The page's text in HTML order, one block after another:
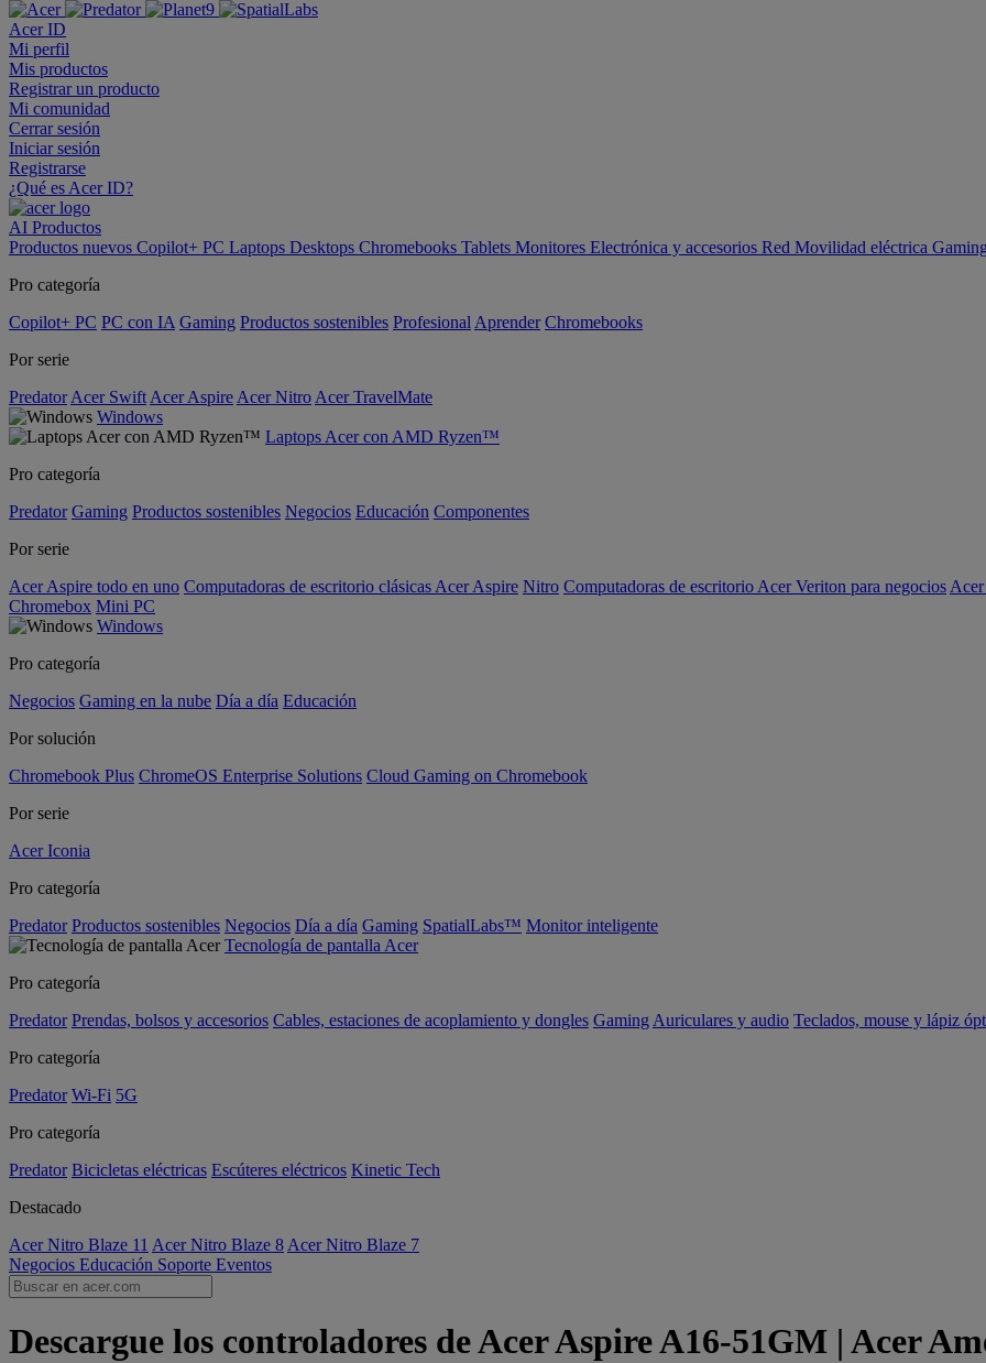
Acer ID
Mi perfil
Mis productos
Registrar un producto
Mi comunidad
Cerrar sesión
Iniciar sesión
Registrarse
¿Qué es Acer ID?
AI Productos
Productos nuevos Copilot+ PC Laptops Desktops Chromebooks Tablets Monitores Electrónica y accesorios Red Movilidad eléctrica
Pro categoría
Copilot+ PC PC con IA Gaming Productos sostenibles Profesional Aprender Chromebooks
Por serie
Predator Acer Swift Acer Aspire Acer Nitro Acer TravelMate
Windows
Laptops Acer con AMD Ryzen™
Pro categoría
Predator Gaming Productos sostenibles Negocios Educación Componentes
Por serie
Acer Aspire todo en uno Computadoras de escritorio clásicas Acer Aspire Nitro Computadoras de escritorio Acer Veriton para negocios
Chromebox Mini PC
Windows
Pro categoría
Negocios Gaming en la nube Día a día Educación
Por solución
Chromebook Plus ChromeOS Enterprise Solutions Cloud Gaming on Chromebook
Por serie
Acer Iconia
Pro categoría
Predator Productos sostenibles Negocios Día a día Gaming SpatialLabs™ Monitor inteligente
Tecnología de pantalla Acer
Pro categoría
Predator Prendas, bolsos y accesorios Cables, estaciones de acoplamiento y dongles Gaming Auriculares y audio Teclados, mouse y lápiz
Pro categoría
Predator Wi-Fi 5G
Pro categoría
Predator Bicicletas eléctricas Escúteres eléctricos Kinetic Tech
Destacado
Acer Nitro Blaze 11 Acer Nitro Blaze 8 Acer Nitro Blaze 7
Negocios Educación Soporte Eventos
Descargue los controladores de Acer Aspire A16-51GM | Acer